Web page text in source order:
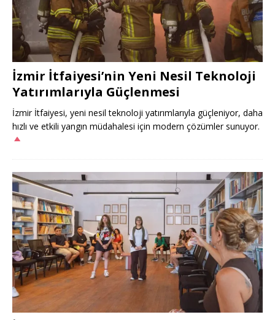
İzmir İtfaiyesi’nin Yeni Nesil Teknoloji
Yatırımlarıyla Güçlenmesi
İzmir İtfaiyesi, yeni nesil teknoloji yatırımlarıyla güçleniyor, daha
hızlı ve etkili yangın müdahalesi için modern çözümler sunuyor.